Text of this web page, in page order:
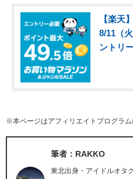
【楽天
8/11（
ントリ
※本ページはアフィリエイトプログラ
筆者：RAKKO
東北出身・アイドルオタ